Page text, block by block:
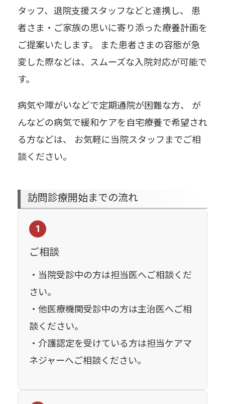
タッフ、退院支援スタッフなどと連携し、 患
者さま・ご家族の思いに寄り添った療養計画を
ご提案いたします。 また患者さまの容態が急
変した際などは、スムーズな入院対応が可能で
す。
病気や障がいなどで定期通院が困難な方、 が
んなどの病気で緩和ケアを自宅療養で希望され
る方などは、 お気軽に当院スタッフまでご相
談ください。
訪問診療開始までの流れ
1
ご相談
・当院受診中の方は担当医へご相談くだ
さい。
・他医療機関受診中の方は主治医へご相
談ください。
・介護認定を受けている方は担当ケアマ
ネジャーへご相談ください。